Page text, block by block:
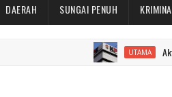
DAERAH SUNGAI PENUH
UTAMA Aktivis : Pak